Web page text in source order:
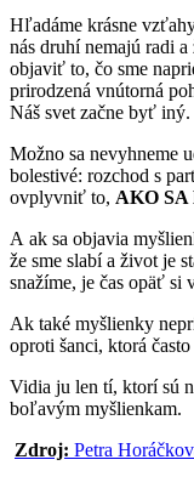
Hľadáme krásne
nás druhí nemajú radi
objaviť to, čo sme
prirodzená vnútorná
Náš svet začne byť iný.
Možno sa nevyhneme
bolestivé: rozchod s
ovplyvniť to, AKO
A ak sa objavia
že sme slabí a život je
snažíme, je čas opäť si
Ak také myšlienky
oproti šanci, ktorá
Vidia ju len tí, ktorí sú
boľavým myšlienkam.
Zdroj: Petra